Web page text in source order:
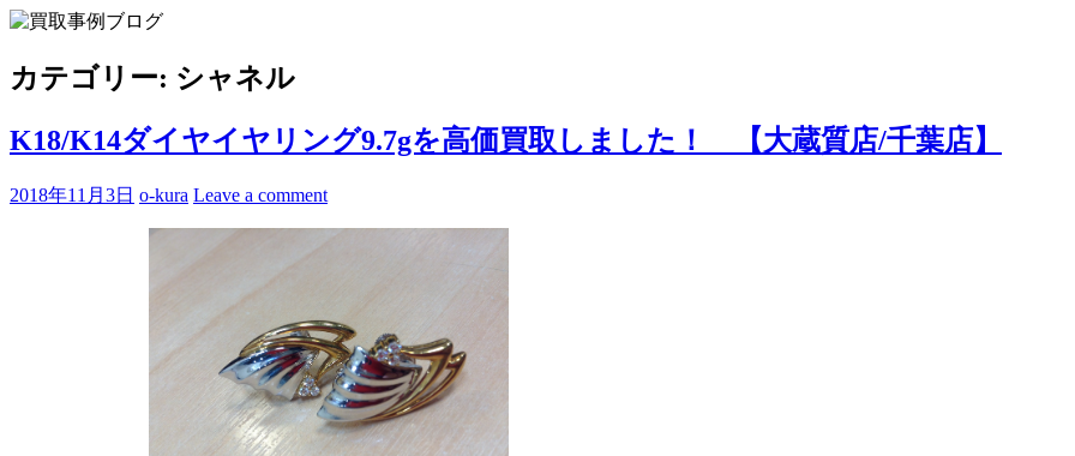
Skip
content
カテゴリー: シャネル
K18/K14ダイヤイヤリング9.7gを高価買取しました！ 【大蔵質店/千葉店】
2018年11月3日 o-kura Leave a comment